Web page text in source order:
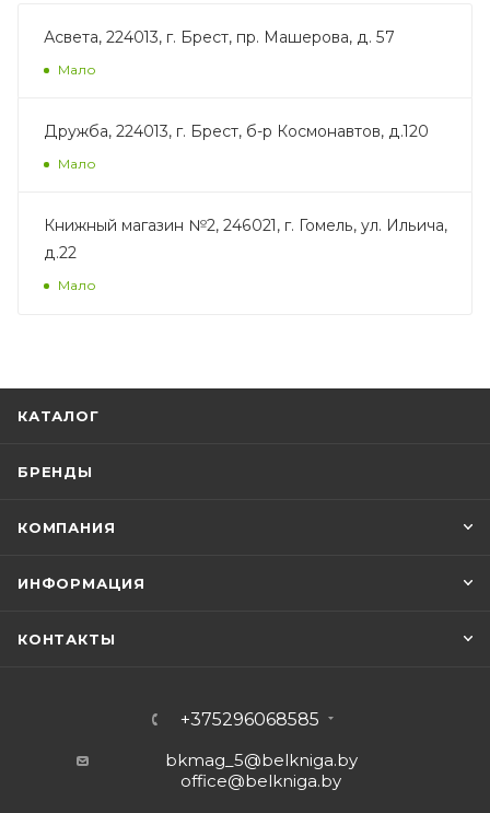
Асвета, 224013, г. Брест, пр. Машерова, д. 57
Мало
Дружба, 224013, г. Брест, б-р Космонавтов, д.120
Мало
Книжный магазин №2, 246021, г. Гомель, ул. Ильича,
д.22
Мало
КАТАЛОГ
БРЕНДЫ
КОМПАНИЯ
ИНФОРМАЦИЯ
КОНТАКТЫ
+375296068585
bkmag_5@belkniga.by
office@belkniga.by